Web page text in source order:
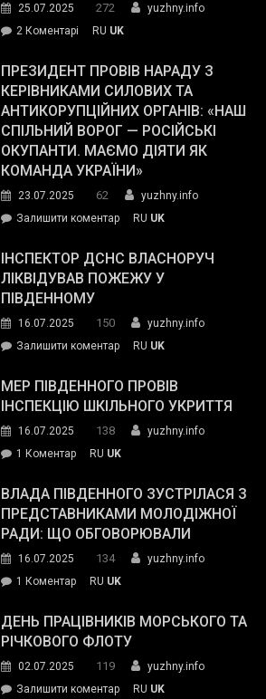
The
Street
Journal.
25.07.2025 272
yuzhny.info
2 Коментарі
Південному
працівникам
ОПЗ
з
матеріального
резерву
гуманітарну
допомогу
RU UK
ПРЕЗИДЕНТ ПРОВІВ НАРАДУ З
КЕРІВНИКАМИ СИЛОВИХ ТА
АНТИКОРУПЦІЙНИХ ОРГАНІВ: «НАШ
СПІЛЬНИЙ ВОРОГ — РОСІЙСЬКІ
ОКУПАНТИ. МАЄМО ДІЯТИ ЯК
КОМАНДА УКРАЇНИ»
23.07.2025 62
yuzhny.info
Залишити коментарon
провів
нараду
силових
та
органів:
«Наш
спільний
окупанти.
Маємо
діяти
команда
RU UK
ІНСПЕКТОР ДСНС ВЛАСНОРУЧ
ЛІКВІДУВАВ ПОЖЕЖУ У
ПІВДЕННОМУ
16.07.2025 150
yuzhny.info
Залишити коментарon
ДСНС
власноруч
пожежу
у
RU UK
МЕР ПІВДЕННОГО ПРОВІВ
ІНСПЕКЦІЮ ШКІЛЬНОГО УКРИТТЯ
16.07.2025 138
yuzhny.info
1 Коментардо
Південного
провів
інспекцію
RU UK
ВЛАДА ПІВДЕННОГО ЗУСТРІЛАСЯ З
ПРЕДСТАВНИКАМИ МОЛОДІЖНОЇ
РАДИ: ЩО ОБГОВОРЮВАЛИ
16.07.2025 134
yuzhny.info
1 Коментардо
Південного
зустрілася
представниками
молодіжної
RU UK
ДЕНЬ ПРАЦІВНИКІВ МОРСЬКОГО ТА
РІЧКОВОГО ФЛОТУ
02.07.2025 119
yuzhny.info
Залишити коментарon RU UK